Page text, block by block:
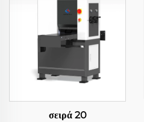
σειρά 20